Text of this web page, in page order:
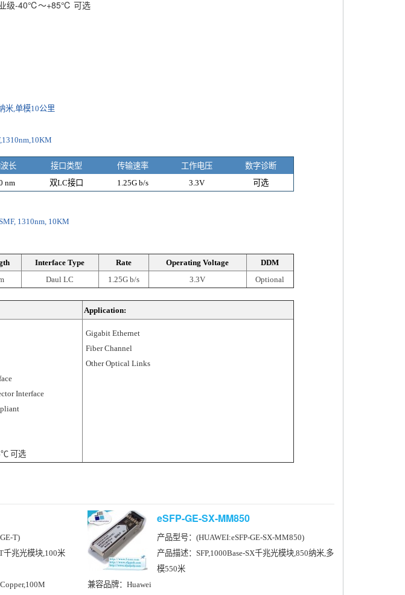
级-40℃～+85℃ 可选
米,单模10公里
长 接口类型 传输速率 工作电压
数字诊断
nm 双LC接口 1.25G b/s 3.3V 可选
1310nm, 10KM
Interface Type Rate Operating Voltage
DDM
Daul LC 1.25G b/s 3.3V Optional
Application:
Interface
可选
Gigabit Ethernet
Fiber Channel
Other Optical Links
T)
千兆光模块,100米
eSFP-GE-SX-MM850
产品型号：(HUAWEI:eSFP-GE-SX-MM850)
产品描述：SFP,1000Base-SX千兆光模块,850纳米,多
模550米
兼容品牌：Huawei